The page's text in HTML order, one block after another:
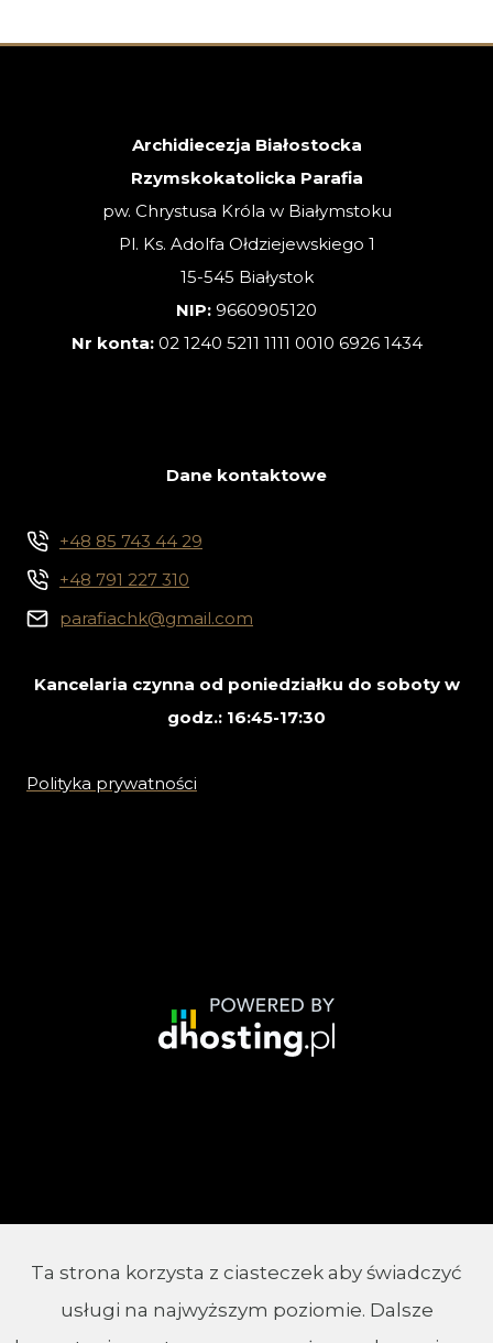
XVII
Archidiecezja Białostocka
Rzymskokatolicka Parafia
pw. Chrystusa Króla w Białymstoku
Pl. Ks. Adolfa Ołdziejewskiego 1
15-545 Białystok
NIP: 9660905120
Nr konta: 02 1240 5211 1111 0010 6926 1434
Dane kontaktowe
+48 85 743 44 29
+48 791 227 310
parafiachk@gmail.com
Kancelaria czynna od poniedziałku do soboty w
godz.: 16:45-17:30
Polityka prywatności
Ta strona korzysta z ciasteczek aby świadczyć
usługi na najwyższym poziomie. Dalsze